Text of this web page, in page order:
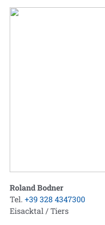
Roland Bodner
Tel. +39 328 4347300
Eisacktal / Tiers